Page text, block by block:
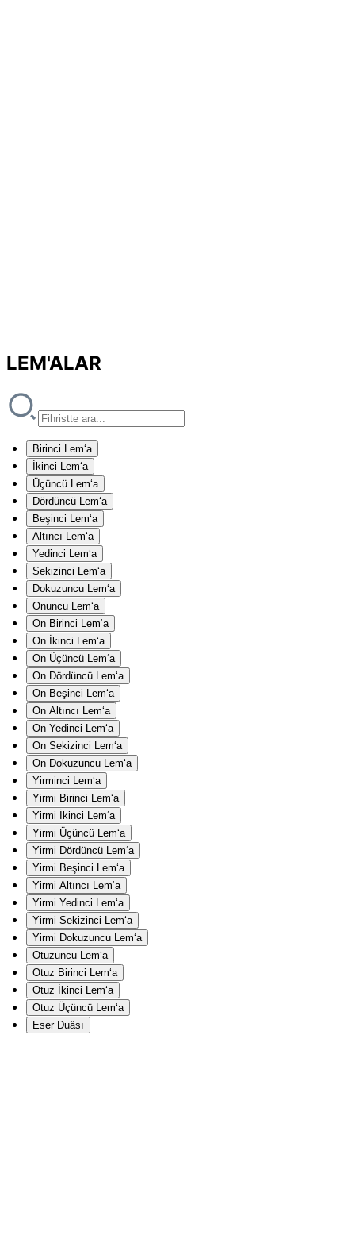
LEM'ALAR
Birinci Lem‘a
İkinci Lem‘a
Üçüncü Lem‘a
Dördüncü Lem‘a
Beşinci Lem‘a
Altıncı Lem‘a
Yedinci Lem‘a
Sekizinci Lem‘a
Dokuzuncu Lem‘a
Onuncu Lem‘a
On Birinci Lem‘a
On İkinci Lem‘a
On Üçüncü Lem‘a
On Dördüncü Lem‘a
On Beşinci Lem‘a
On Altıncı Lem‘a
On Yedinci Lem‘a
On Sekizinci Lem‘a
On Dokuzuncu Lem‘a
Yirminci Lem‘a
Yirmi Birinci Lem‘a
Yirmi İkinci Lem‘a
Yirmi Üçüncü Lem‘a
Yirmi Dördüncü Lem‘a
Yirmi Beşinci Lem‘a
Yirmi Altıncı Lem‘a
Yirmi Yedinci Lem‘a
Yirmi Sekizinci Lem‘a
Yirmi Dokuzuncu Lem‘a
Otuzuncu Lem‘a
Otuz Birinci Lem‘a
Otuz İkinci Lem‘a
Otuz Üçüncü Lem‘a
Eser Duâsı